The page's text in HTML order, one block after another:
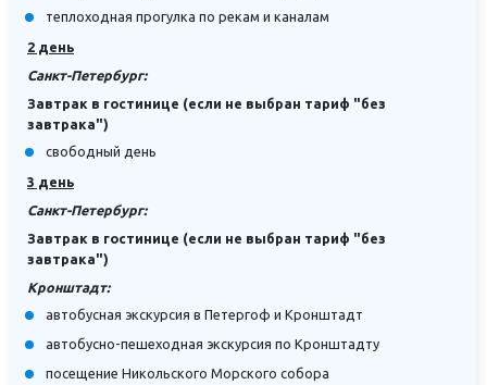
теплоходная прогулка по рекам и каналам
2 день
Санкт-Петербург:
Завтрак в гостинице (если не выбран тариф "без
завтрака")
свободный день
3 день
Санкт-Петербург:
Завтрак в гостинице (если не выбран тариф "без
завтрака")
Кронштадт:
автобусная экскурсия в Петергоф и Кронштадт
автобусно-пешеходная экскурсия по Кронштадту
посещение Никольского Морского собора